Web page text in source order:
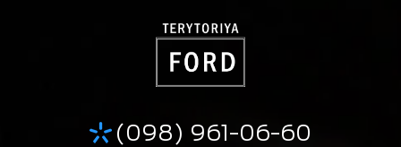
(098) 961-06-60